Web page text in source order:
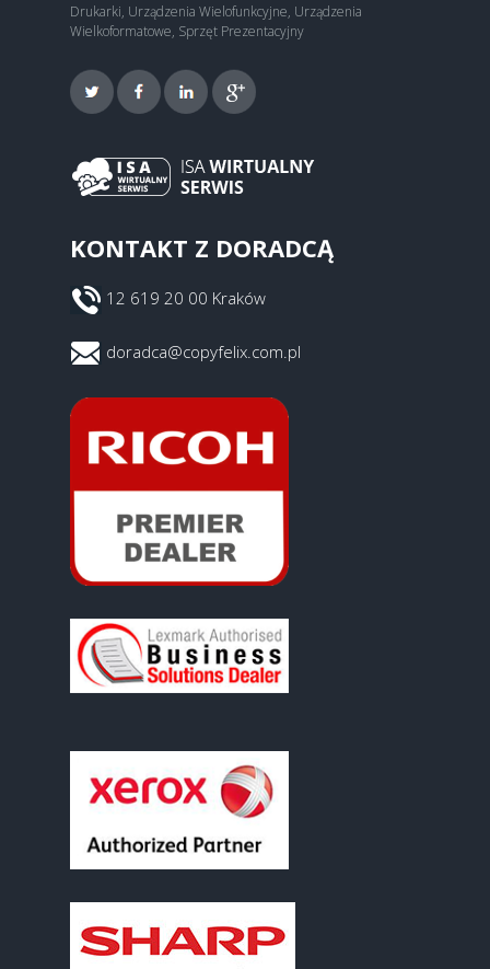
Drukarki, Urządzenia Wielofunkcyjne, Urządzenia
Wielkoformatowe, Sprzęt Prezentacyjny
KONTAKT Z DORADCĄ
12 619 20 00 Kraków
doradca@copyfelix.com.pl